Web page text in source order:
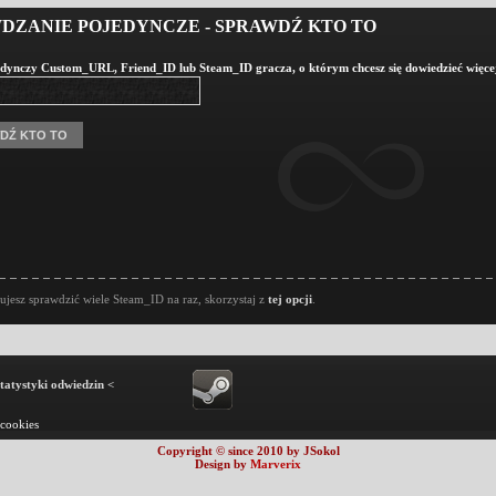
POJEDYNCZE - SPRAWDŹ KTO TO
Custom_URL, Friend_ID lub Steam_ID gracza, o którym chcesz się dowiedzieć więcej
sprawdzić wiele Steam_ID na raz, skorzystaj z tej opcji
odwiedzin <
Copyright © since 2010 by JSokol
Design by Marverix